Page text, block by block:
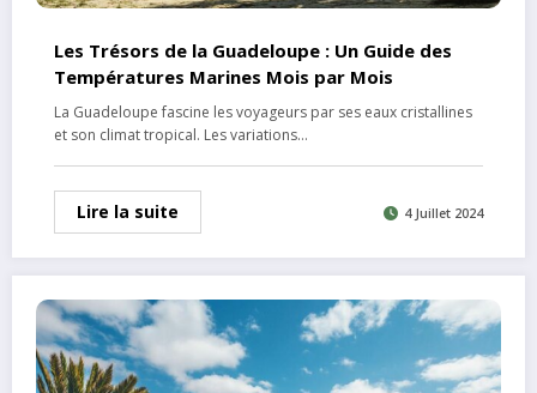
Les Trésors de la Guadeloupe : Un Guide des
Températures Marines Mois par Mois
La Guadeloupe fascine les voyageurs par ses eaux cristallines
et son climat tropical. Les variations…
Lire la suite 4 Juillet 2024